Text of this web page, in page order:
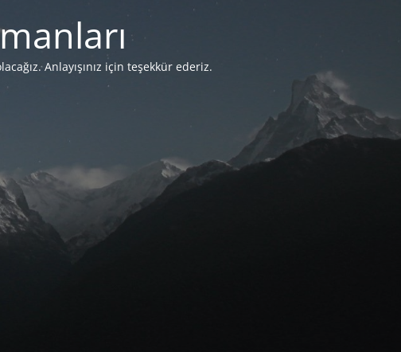
Anlayışınız için teşekkür ederiz.